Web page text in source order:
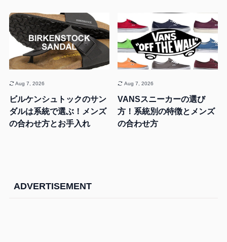
ビルケンシュトックのサン
ダルは系統で選ぶ！メンズ
の合わせ方とお手入れ
Aug 7, 2026
VANSスニーカーの選び
方！系統別の特徴とメンズ
の合わせ方
Aug 7, 2026
ADVERTISEMENT